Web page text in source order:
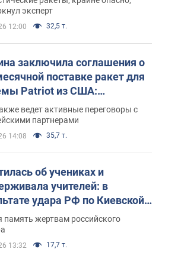
эксперт
12:00 32,5 т.
заключила соглашения о
поставке ракет для
Patriot из США:
раскрыл подробности
ведет активные переговоры с
партнерами
14:08 35,7 т.
об учениках и
учителей: в
удара РФ по Киевской
погибли директор
лицея, её муж и внук
память жертвам российского
13:32 17,7 т.